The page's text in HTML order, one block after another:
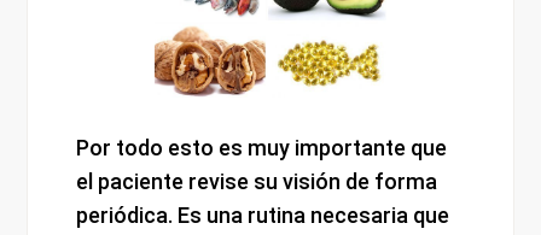
Por todo esto es muy importante que
el paciente revise su visión de forma
periódica. Es una rutina necesaria que